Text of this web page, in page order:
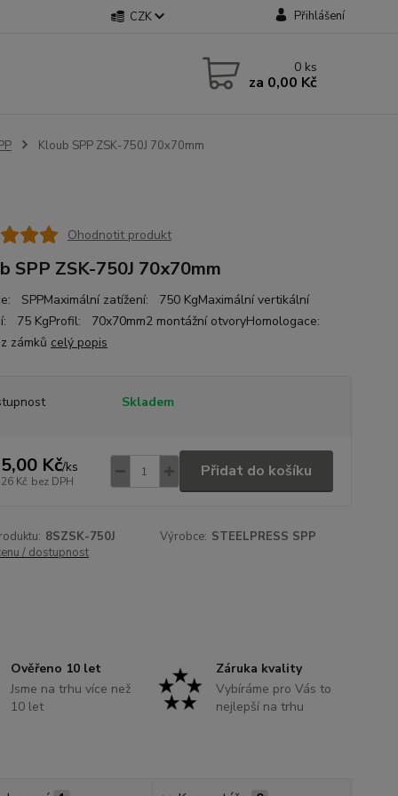
CZK Přihlášení
0 ks
za 0,00 Kč
Kloub SPP ZSK-750J 70x70mm
Ohodnotit produkt
SPP ZSK-750J 70x70mm
SPPMaximální zatížení: 750 KgMaximální vertikální
75 KgProfil: 70x70mm2 montážní otvoryHomologace:
zámků celý popis
Skladem
Kč/ks
Kč bez DPH
Přidat do košíku
8SZSK-750J Výrobce: STEELPRESS SPP
/ dostupnost
Ověřeno 10 let
Jsme na trhu více než
10 let
Záruka kvality
Vybíráme pro Vás to
nejlepší na trhu